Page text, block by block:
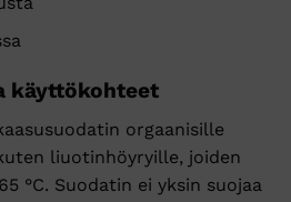
käyttökohteet
orgaanisille
liuotinhöyryille, joiden
°C. Suodatin ei yksin suojaa